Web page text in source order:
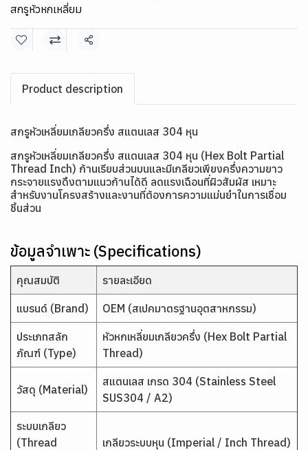
สกรูหัวหกเหลี่ยม
แชร์
Product description
สกรูหัวเหลี่ยมเกลียวครึ่ง สแตนเลส 304 หุน
สกรูหัวเหลี่ยมเกลียวครึ่ง สแตนเลส 304 หุน (Hex Bolt Partial
Thread Inch) ก้านเรียบส่วนบนและมีเกลียวเพียงครึ่งความยาว
กระจายแรงดึงตามแนวก้านได้ดี ลดแรงเฉือนที่ผิวสัมผัส เหมาะ
สำหรับงานโครงสร้างและงานที่ต้องการความแม่นยำในการเชื่อม
ชิ้นส่วน
ข้อมูลจำเพาะ (Specifications)
คุณสมบัติ รายละเอียด
แบรนด์ (Brand) OEM (สเปคมาตรฐานอุตสาหกรรม)
ประเภทสลัก
ภัณฑ์ (Type)
หัวหกเหลี่ยมเกลียวครึ่ง (Hex Bolt Partial
Thread)
วัสดุ (Material)
สแตนเลส เกรด 304 (Stainless Steel
SUS304 / A2)
ระบบเกลียว
(Thread
เกลียวระบบหุน (Imperial / Inch Thread)